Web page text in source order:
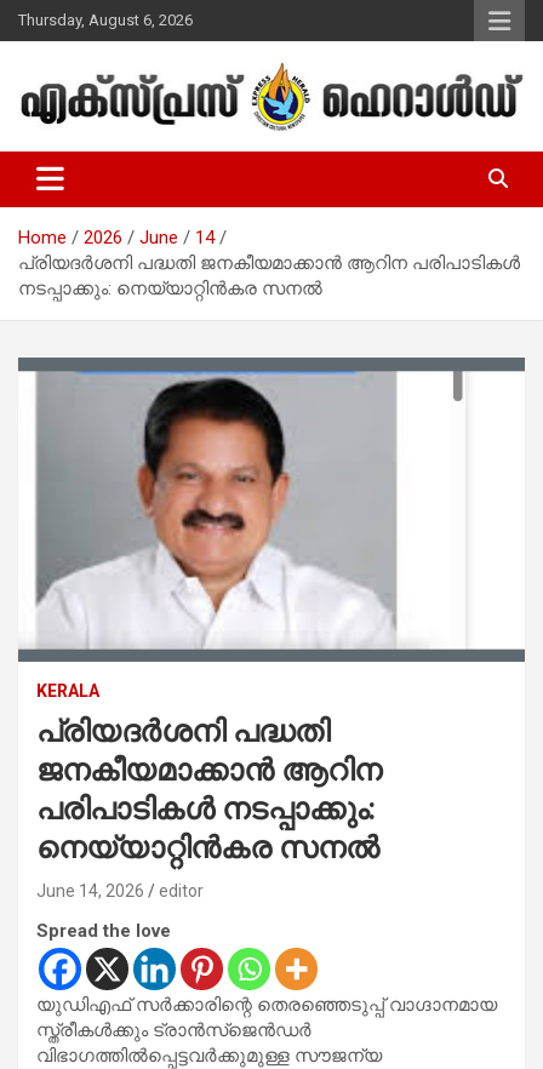
Skip
to
Thursday, August 6, 2026
Express Herald – Malayalam
Christian News
Home 2026 June
14
പ്രിയദര്‍ശനി പദ്ധതി ജനകീയമാക്കാന്‍ ആറിന പരിപാടികള്‍
നടപ്പാക്കും: നെയ്യാറ്റിന്‍കര സനല്‍
KERALA
പ്രിയദര്‍ശനി പദ്ധതി
ജനകീയമാക്കാന്‍ ആറിന
പരിപാടികള്‍ നടപ്പാക്കും:
നെയ്യാറ്റിന്‍കര സനല്‍
June 14, 2026 editor
Spread the love
യുഡിഎഫ് സര്‍ക്കാരിന്റെ തെരഞ്ഞെടുപ്പ് വാഗ്ദാനമായ
സ്ത്രീകള്‍ക്കും ട്രാന്‍സ്‌ജെന്‍ഡര്‍
വിഭാഗത്തില്‍പ്പെട്ടവര്‍ക്കുമുള്ള സൗജന്യ